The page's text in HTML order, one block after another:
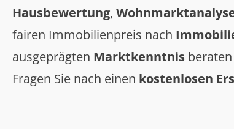
Hausbewertung,
fairen Immobilienpreis nach
ausgeprägten Marktkenntnis
Fragen Sie nach einen kostenlosen